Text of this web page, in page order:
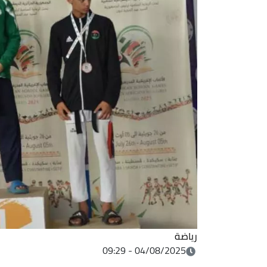
رياضة
04/08/2025 - 09:29